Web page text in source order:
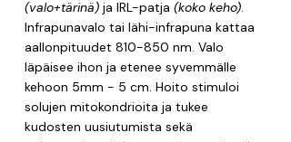
(valo+tärinä) ja IRL-patja (koko keho).
Infrapunavalo tai lähi-infrapuna kattaa
aallonpituudet 810-850 nm. Valo
läpäisee ihon ja etenee syvemmälle
kehoon 5mm - 5 cm. Hoito stimuloi
solujen mitokondrioita ja tukee
kudosten uusiutumista sekä